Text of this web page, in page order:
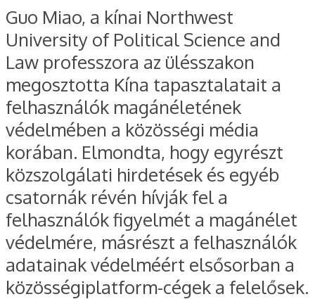
Guo Miao, a kínai Northwest
University of Political Science and
Law professzora az ülésszakon
megosztotta Kína tapasztalatait a
felhasználók magánéletének
védelmében a közösségi média
korában. Elmondta, hogy egyrészt
közszolgálati hirdetések és egyéb
csatornák révén hívják fel a
felhasználók figyelmét a magánélet
védelmére, másrészt a felhasználók
adatainak védelméért elsősorban a
közösségiplatform-cégek a felelősek.